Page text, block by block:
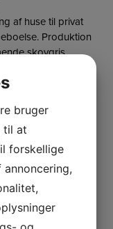
af huse til privat
Produktion
skovgris
sin kirsebærvin.
forretningsmøder
til privat
af erhvervslejemål,
lagerhaller
samt
bruger
til at
forskellige